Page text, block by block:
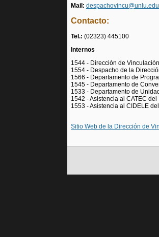
Mail:
Contacto:
Tel.: (02323) 445100
Internos
1544 - Dirección de
1554 - Despacho de la
1566 - Departamento de
1545 - Departamento de
1533 - Departamento de
1542 - Asistencia al CATEC
1553 - Asistencia al CIDELE
Sitio Web de la Dirección de